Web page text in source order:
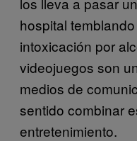
hospital
intoxicación por
videojuegos son
medios de
sentido combinar
entretenimiento.